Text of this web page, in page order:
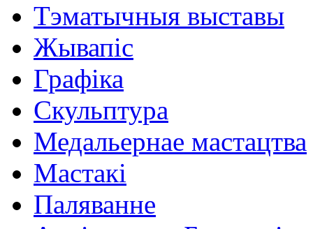
Тэматычныя выставы
Жывапіс
Графіка
Скульптура
Медальернае мастацтва
Мастакі
Паляванне